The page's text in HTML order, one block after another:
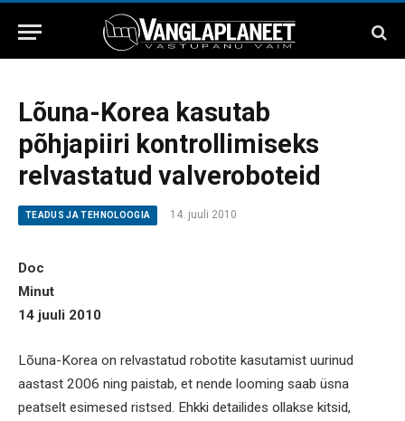
Lõuna-Korea kasutab
põhjapiiri kontrollimiseks
relvastatud valveroboteid
TEADUS JA TEHNOLOOGIA 14. juuli 2010
Doc
Minut
14 juuli 2010
Lõuna-Korea on relvastatud robotite kasutamist uurinud
aastast 2006 ning paistab, et nende looming saab üsna
peatselt esimesed ristsed. Ehkki detailides ollakse kitsid,